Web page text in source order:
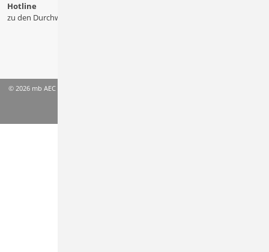
Hotline
zu den Durchwahlen
© 2026 mb AEC Software GmbH